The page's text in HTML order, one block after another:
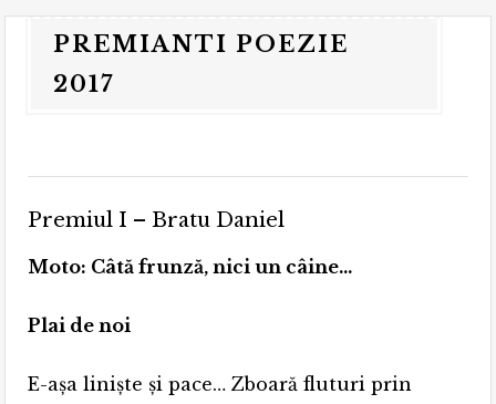
PREMIANTI POEZIE
2017
Premiul I – Bratu Daniel
Moto: Câtă frunză, nici un câine…
Plai de noi
E-aşa linişte şi pace… Zboară fluturi prin